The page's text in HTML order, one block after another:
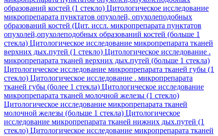
образований костей (1 стекло) Цитологическое исследование
микропрепарата пунктатов опухолей, опухолеподобных
образований костей (Цит. иссл. микропрепарата пунктатов
опухолей,опухолеподобных образований костей (больше 1
стекла) Цитологическое исследование микропрепарата тканей
верхних дых.путей (1 стекло) Цитологическое исследование .
микропрепарата тканей верхних дых.путей (больше 1 стекла)
Цитологическое исследование микропрепарата тканей губы (1
стекло) Цитологическое исследование . микропрепарата
тканей губы (более 1 стекла) Цитологическое исследование
микропрепарата тканей молочной железы (1 стекло)
Цитологическое исследование микропрепарата тканей
молочной железы (больше 1 стекла) Цитологическое
исследование микропрепарата тканей нижних дых.путей (1
стекло) Цитологическое исследование микропрепарата тканей